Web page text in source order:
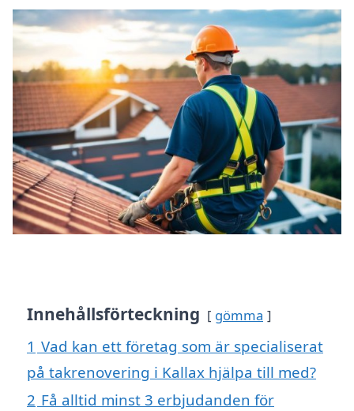
Innehållsförteckning gömma
1 Vad kan ett företag som är specialiserat
på takrenovering i Kallax hjälpa till med?
2 Få alltid minst 3 erbjudanden för